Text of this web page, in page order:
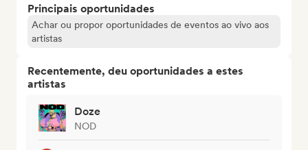
Principais oportunidades
Achar ou propor oportunidades de eventos ao vivo aos
artistas
Recentemente, deu oportunidades a estes
artistas
Doze
NOD